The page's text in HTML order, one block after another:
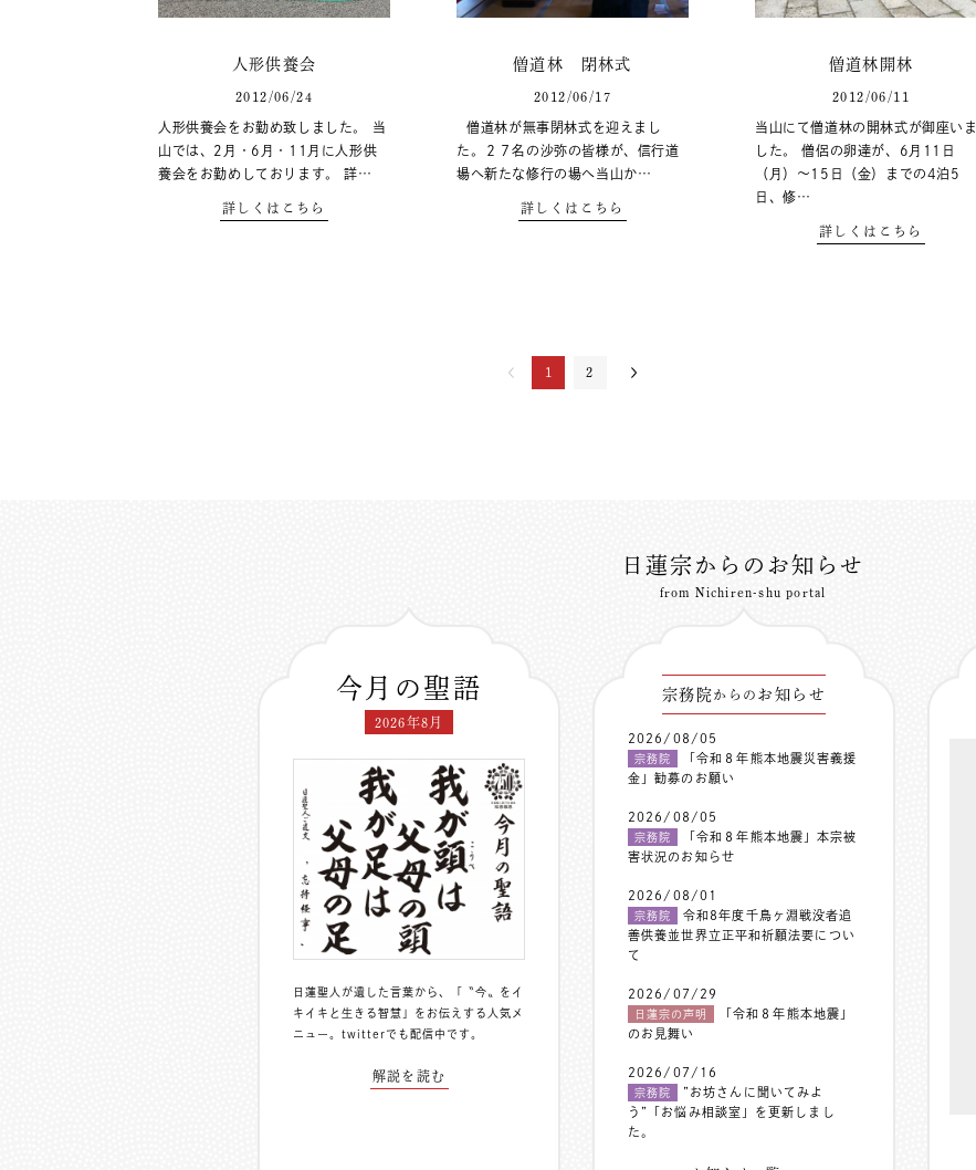
人形供養会
2012/06/24
人形供養会をお勤め致しました。 当
山では、2月・6月・11月に人形供
養会をお勤めしております。 詳…
詳しくはこちら
僧道林 閉林式
2012/06/17
僧道林が無事閉林式を迎えまし
た。２７名の沙弥の皆様が、信行道
場へ新たな修行の場へ当山か…
詳しくはこちら
僧道林開林
2012/06/11
当山にて僧道林の開林式が御座いま
した。 僧侶の卵達が、6月11日
（月）〜15日（金）までの4泊5
日、修…
詳しくはこちら
1 2
日蓮宗からのお知らせ
from Nichiren-shu portal
今月の聖語
2026年8月
日蓮聖人が遺した言葉から、「〝今〟をイ
キイキと生きる智慧」をお伝えする人気メ
ニュー。 twitterでも配信中 です。
解説を読む
宗務院からの お知らせ
2026/08/05
宗務院
「令和８年熊本地震災害義援
金」勧募のお願い
2026/08/05
宗務院
「令和８年熊本地震」本宗被
害状況のお知らせ
2026/08/01
宗務院
令和8年度千鳥ヶ淵戦没者追
善供養並世界立正平和祈願法要につい
て
2026/07/29
日蓮宗の声明
「令和８年熊本地震」
のお見舞い
2026/07/16
宗務院
”お坊さんに聞いてみよ
う”「お悩み相談室」を更新しまし
た。